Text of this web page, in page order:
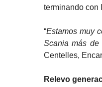
terminando con
“Estamos muy
Scania más
Centelles,
Relevo